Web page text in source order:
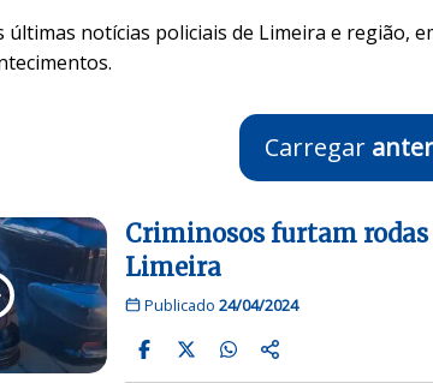
últimas notícias policiais de Limeira e região,
Carregar
Criminosos furtam
Limeira
Publicado 24/04/2024